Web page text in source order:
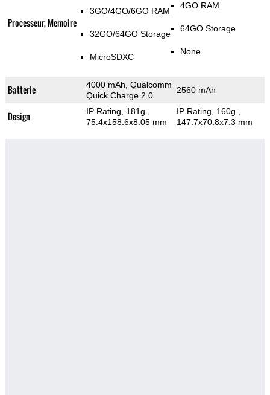
Processeur, Memoire
3GO/4GO/6GO RAM
32GO/64GO Storage
MicroSDXC
4GO RAM
64GO Storage
None
Batterie
4000 mAh, Qualcomm
Quick Charge 2.0
2560 mAh
Design IP Rating, 181g
75.4x158.6x8.05 mm
IP Rating, 160g
147.7x70.8x7.3 mm